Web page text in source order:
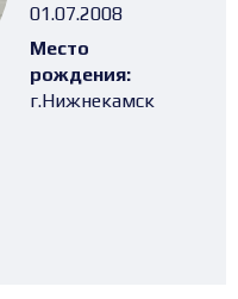
01.07.2008
Место
рождения:
г.Нижнекамск